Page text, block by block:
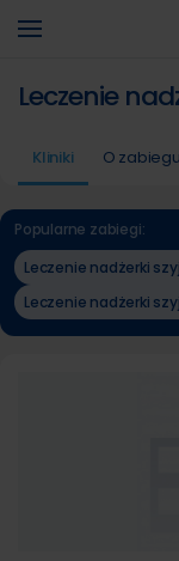
Leczenie
Kliniki O zabiegu
Popularne zabiegi:
Leczenie nadżerki
Leczenie nadżerki